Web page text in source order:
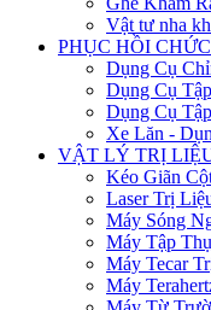
Vật tư nha
PHỤC HỒI
Dụng Cụ
Dụng Cụ
Dụng Cụ
Xe Lăn -
VẬT LÝ TRỊ
Kéo Giãn
Laser Trị
Máy Sóng
Máy Tập
Máy Tecar
Máy